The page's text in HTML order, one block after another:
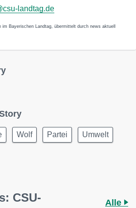
landtag.de
Bayerischen Landtag, übermittelt durch news aktuell
Wolf Partei Umwelt
CSU-
Alle